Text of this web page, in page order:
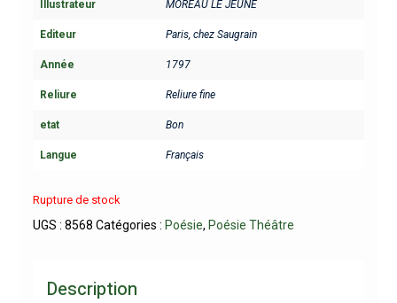
Illustrateur MOREAU LE JEUNE
Editeur Paris, chez Saugrain
Année 1797
Reliure Reliure fine
etat Bon
Langue Français
Rupture de stock
UGS : 8568 Catégories : Poésie, Poésie Théâtre
Description